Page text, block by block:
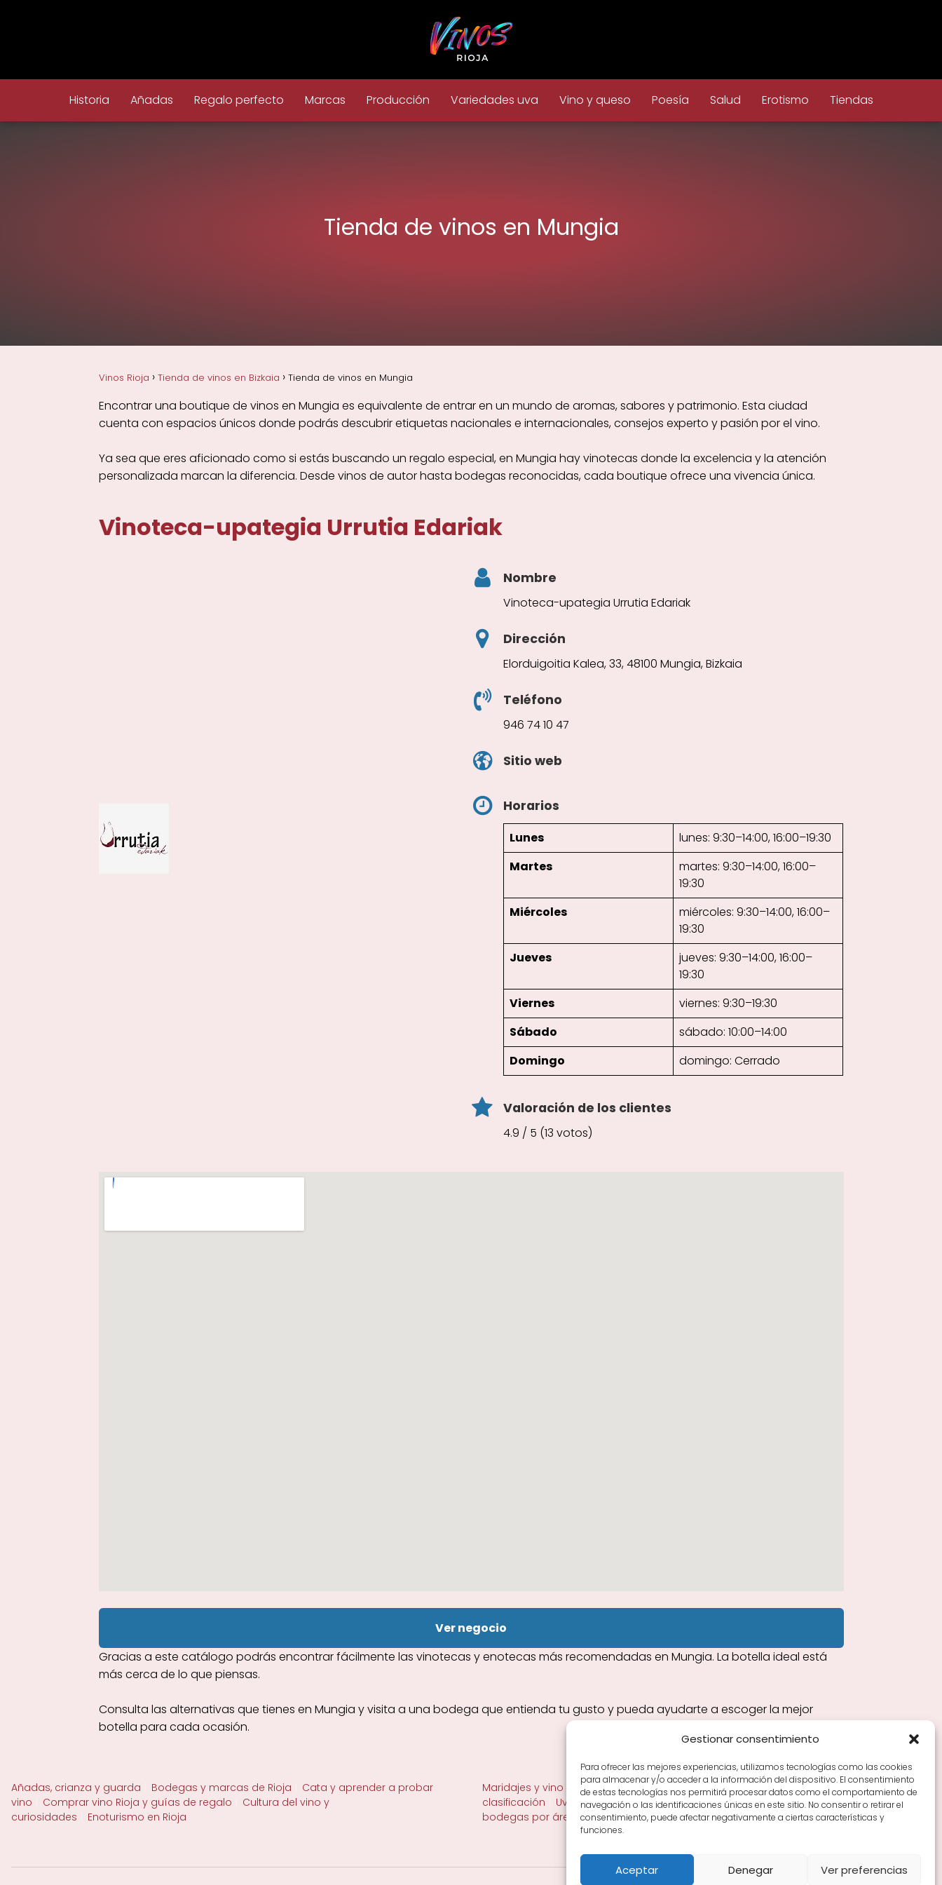
Gestionar consentimiento
Para ofrecer las mejores experiencias, utilizamos tecnologías como las cookies
para almacenar y/o acceder a la información del dispositivo. El consentimiento
de estas tecnologías nos permitirá procesar datos como el comportamiento de
navegación o las identificaciones únicas en este sitio. No consentir o retirar el
consentimiento, puede afectar negativamente a ciertas características y
funciones.
Aceptar Denegar Ver preferencias
Historia Añadas Regalo perfecto Marcas Producción Variedades uva Vino y queso Poesía Salud Erotismo Tiendas
Tienda de vinos en Mungia
Vinos Rioja Tienda de vinos en Bizkaia Tienda de vinos en Mungia
Encontrar una boutique de vinos en Mungia es equivalente de entrar en un mundo de aromas, sabores y patrimonio. Esta ciudad
cuenta con espacios únicos donde podrás descubrir etiquetas nacionales e internacionales, consejos experto y pasión por el vino.
Ya sea que eres aficionado como si estás buscando un regalo especial, en Mungia hay vinotecas donde la excelencia y la atención
personalizada marcan la diferencia. Desde vinos de autor hasta bodegas reconocidas, cada boutique ofrece una vivencia única.
Vinoteca-upategia Urrutia Edariak
Nombre
Vinoteca-upategia Urrutia Edariak
Dirección
Elorduigoitia Kalea, 33, 48100 Mungia, Bizkaia
Teléfono
946 74 10 47
Sitio web
Horarios
Lunes
lunes: 9:30–14:00, 16:00–19:30
Martes
martes: 9:30–14:00, 16:00–
19:30
Miércoles
miércoles: 9:30–14:00, 16:00–
19:30
Jueves
jueves: 9:30–14:00, 16:00–
19:30
Viernes
viernes: 9:30–19:30
Sábado
sábado: 10:00–14:00
Domingo
domingo: Cerrado
Valoración de los clientes
4.9 / 5 (13 votos)
Ver negocio
Gracias a este catálogo podrás encontrar fácilmente las vinotecas y enotecas más recomendadas en Mungia. La botella ideal está
más cerca de lo que piensas.
Consulta las alternativas que tienes en Mungia y visita a una bodega que entienda tu gusto y pueda ayudarte a escoger la mejor
botella para cada ocasión.
Añadas, crianza y guarda Bodegas y marcas de Rioja
Cata y aprender a probar
vino
Comprar vino Rioja y guías de regalo
Cultura del vino y
curiosidades
Enoturismo en Rioja
Maridajes y vino en la mesa Tiendas de vino por ciudades
Tipos de Rioja y
clasificación
Uvas y viñedo en Rioja Vino Rioja para empezar
Zonas de Rioja y
bodegas por área